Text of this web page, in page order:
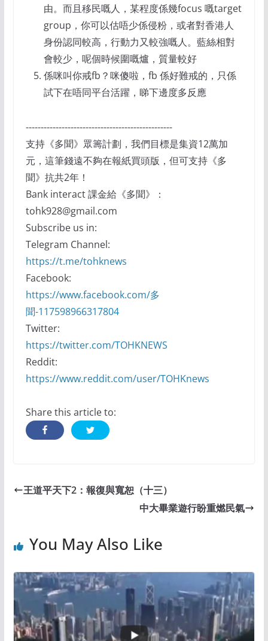
由。而且移民嘅人，某程度係幾focus 嘅target
group，你可以估唔少係侵粉，或者對香港人
身份認同較高，行動力又較強嘅人。藍絲相對
會較少，呢個時候圍嘅爐，質量較好
係咪叫你戒fb？咪傻啦，fb 係好難戒的，只係
試下在唔同平台活躍，睇下邊度多反應
-------------------------------------------------
支持《多聞》眾籌計劃，我們目標是集資12萬加
元，這筆錢遠不夠在報紙買頭版，但可支持《多
聞》抗共2年！
Bank interact 課金給《多聞》：
tohk928@gmail.com
Subscribe us in:
Telegram Channel:
https://t.me/tohknews
Facebook:
https://www.facebook.com/多
聞-117598966317804
Twitter:
https://twitter.com/TOHKNEWS
Reddit:
https://www.reddit.com/user/TOHKnews
Share this article to:
王道平天下2：報復與寬恕（十三）
中大畢業遊行盼重燃民氣
You May Also Like